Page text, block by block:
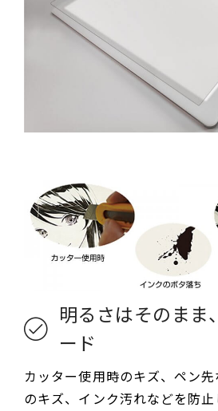
明るさはそのまま
ード
カッター使用時のキズ、ペン先
のキズ、インク汚れなどを防止